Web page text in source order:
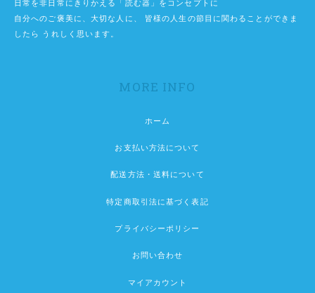
日常を非日常にきりかえる「読む器」をコンセプトに
自分へのご褒美に、大切な人に、 皆様の人生の節目に関わることができま
したら うれしく思います。
MORE INFO
ホーム
お支払い方法について
配送方法・送料について
特定商取引法に基づく表記
プライバシーポリシー
お問い合わせ
マイアカウント